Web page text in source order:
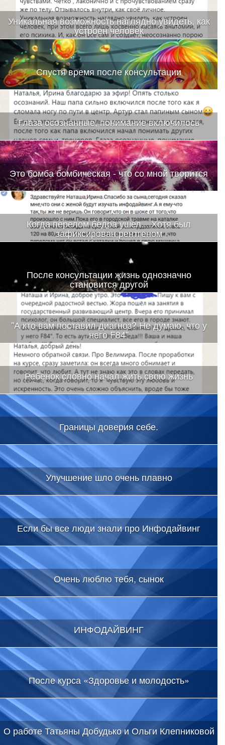
Уникальная возможность наглядно увидеть, как
устроен человек
Спустя время после консультации
Глаза осознанные, понимание включилось
Это бомба бомбическая - что со мной творится
Когда перелом бедра ушел....Хотя был
зафиксирован рентгеном
После консультации жизнь однозначно
становится другой
"А кто вам поставил диагноз? Не думаю, что у
него F84"
Ребенок словно начал жить свою жизнь
Границы доверия себе.
Улучшение шло очень плавно
Если бы все люди знали про Инфодайвинг
Очень люблю тебя, сынок
ИНФОДАЙВИНГ
После курса «Здоровье и молодость»
О работе Татьяны Добудько и Ольги Клепниковой